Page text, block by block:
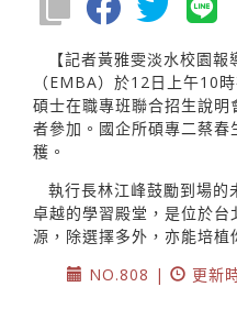
【記者黃雅雯淡水校園
（EMBA）於12日上午10
碩士在職專班聯合招生說
者參加。國企所碩專二蔡
穫。
執行長林江峰鼓勵到場的
卓越的學習殿堂，是位於
源，除選擇多外，亦能培植
NO.808 |
更新